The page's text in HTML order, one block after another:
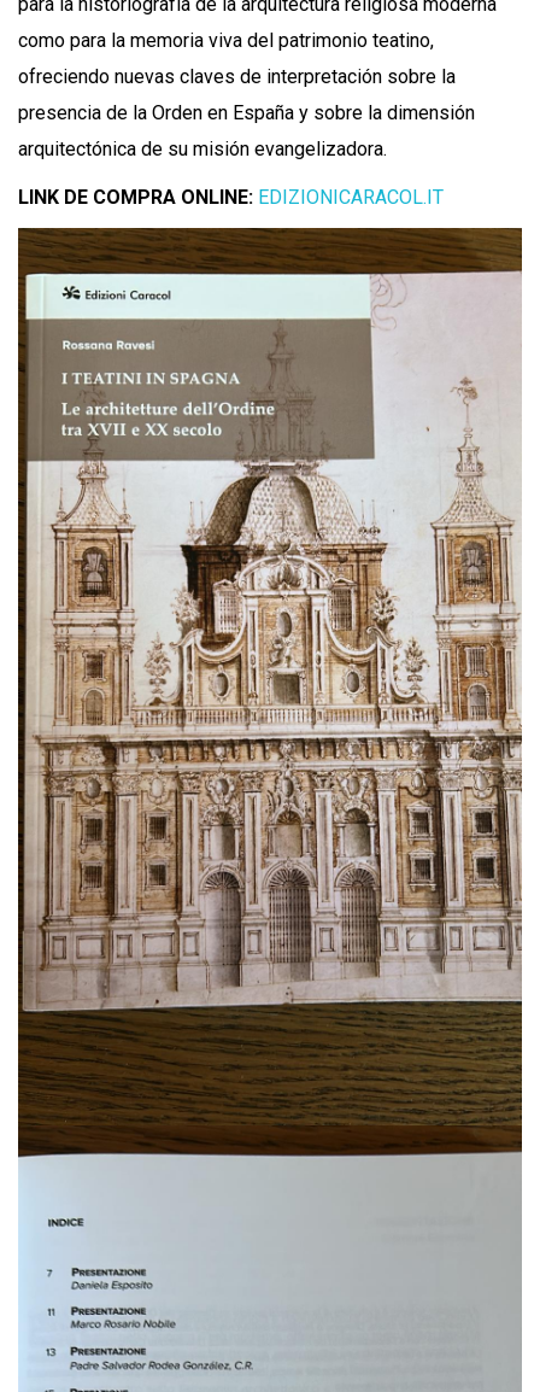
para la historiografía de la arquitectura religiosa moderna
como para la memoria viva del patrimonio teatino,
ofreciendo nuevas claves de interpretación sobre la
presencia de la Orden en España y sobre la dimensión
arquitectónica de su misión evangelizadora.
LINK DE COMPRA ONLINE: EDIZIONICARACOL.IT